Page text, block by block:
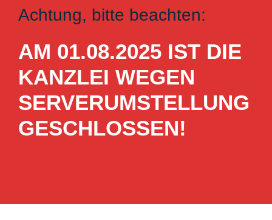
Achtung, bitte beachten:
AM 01.08.2025 IST DIE
KANZLEI WEGEN
SERVERUMSTELLUNG
GESCHLOSSEN!